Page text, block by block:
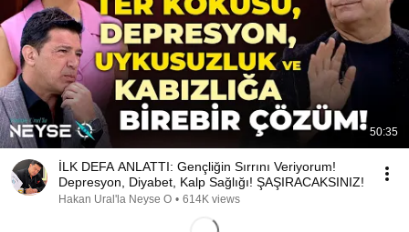
50:35
İLK DEFA ANLATTI: Gençliğin Sırrını Veriyorum!
Depresyon, Diyabet, Kalp Sağlığı! ŞAŞIRACAKSINIZ!
Hakan Ural'la Neyse O • 614K views